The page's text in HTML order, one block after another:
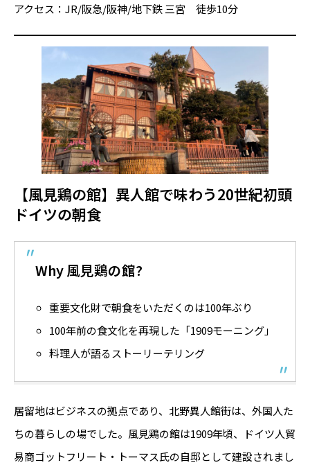
アクセス：JR/阪急/阪神/地下鉄 三宮 徒歩10分
【風見鶏の館】異人館で味わう20世紀初頭
ドイツの朝食
Why 風見鶏の館?
重要文化財で朝食をいただくのは100年ぶり
100年前の食文化を再現した「1909モーニング」
料理人が語るストーリーテリング
居留地はビジネスの拠点であり、北野異人館街は、外国人た
ちの暮らしの場でした。風見鶏の館は1909年頃、ドイツ人貿
易商ゴットフリート・トーマス氏の自邸として建設されまし